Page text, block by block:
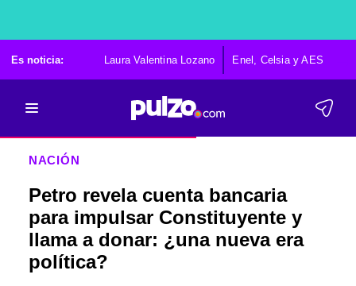
Es noticia: Laura Valentina Lozano Enel, Celsia y AES
NACIÓN
Petro revela cuenta bancaria
para impulsar Constituyente y
llama a donar: ¿una nueva era
política?